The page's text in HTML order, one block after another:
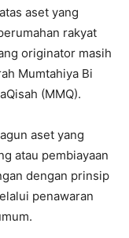
aset yang
rakyat
originator masih
Mumtahiya Bi
(MMQ).
aset yang
atau pembiayaan
dengan prinsip
penawaran